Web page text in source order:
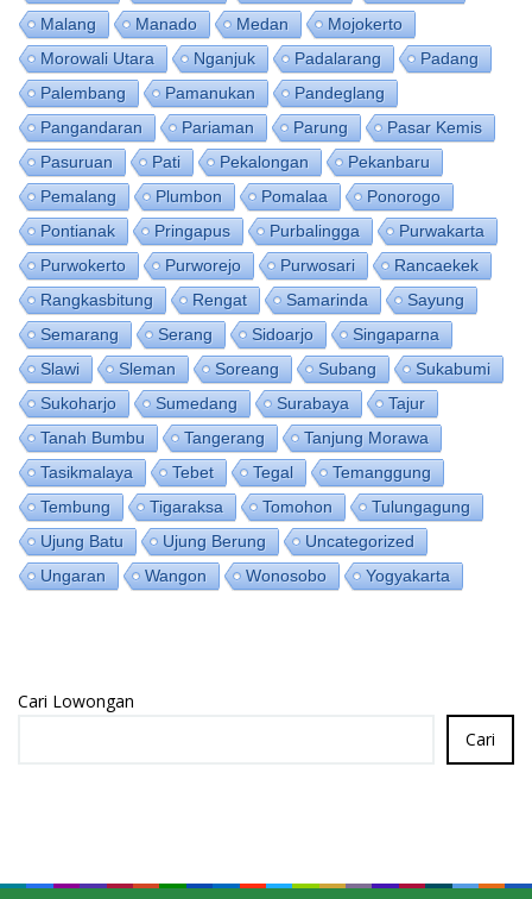
Malang
Manado Medan
Mojokerto
Morowali Utara
Nganjuk Padalarang
Padang
Palembang
Pamanukan
Pandeglang
Pangandaran
Pariaman Parung
Pasar Kemis
Pasuruan
Pati Pekalongan
Pekanbaru
Pemalang
Plumbon Pomalaa
Ponorogo
Pontianak
Pringapus Purbalingga
Purwakarta
Purwokerto
Purworejo Purwosari
Rancaekek
Rangkasbitung
Rengat Samarinda
Sayung
Semarang
Serang Sidoarjo
Singaparna
Slawi
Sleman Soreang Subang
Sukabumi
Sukoharjo
Sumedang Surabaya
Tajur
Tanah Bumbu
Tangerang
Tanjung Morawa
Tasikmalaya
Tebet Tegal
Temanggung
Tembung
Tigaraksa Tomohon
Tulungagung
Ujung Batu
Ujung Berung
Uncategorized
Ungaran
Wangon Wonosobo Yogyakarta
Cari Lowongan
Cari